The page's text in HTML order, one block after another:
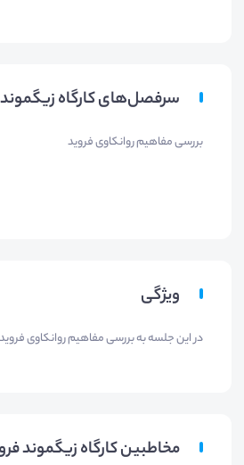
سرفصل‌های کارگاه
بررسی مفاهیم روانکاوی فروید
ویژگی
در این جلسه به بررسی مفاهیم روانکاوی
مخاطبین کارگاه زیگموند